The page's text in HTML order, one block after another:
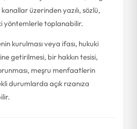
üzerinden yazılı, sözlü,
yöntemlerle toplanabilir.
kurulması veya ifası, hukuki
getirilmesi, bir hakkın tesisi,
meşru menfaatlerin
durumlarda açık rızanıza